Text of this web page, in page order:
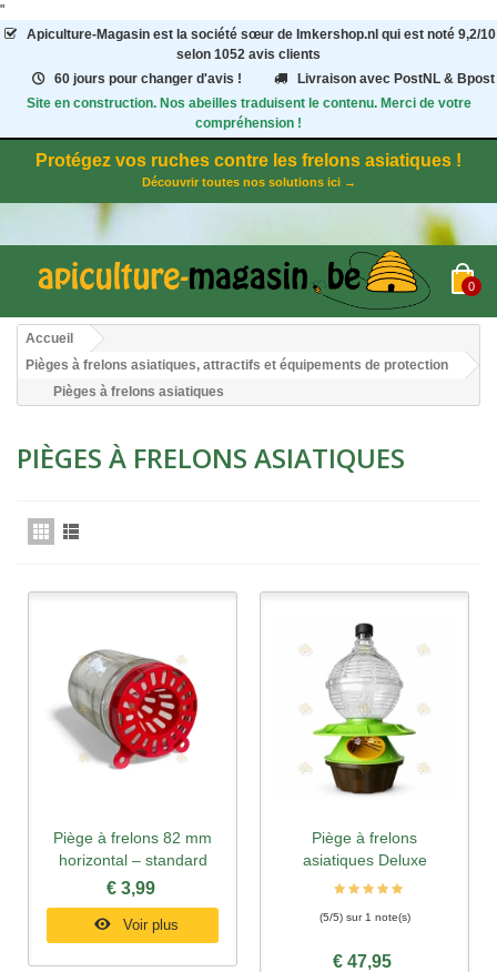
"
Apiculture-Magasinest la société sœur de Imkershop.nl qui est noté 9,2/10
selon 1052 avis clients
60 jours pour changer d'avis !
Livraison avec PostNL & Bpost
Site en construction. Nos abeilles traduisent le contenu. Merci de votre
compréhension !
Protégez vos ruches contre les frelons asiatiques !
Découvrir toutes nos solutions ici →
0
Accueil
Pièges à frelons asiatiques, attractifs et équipements de protection
Pièges à frelons asiatiques
PIÈGES À FRELONS ASIATIQUES
Piège à frelons 82 mm
horizontal – standard
€ 3,99
Voir plus
Piège à frelons
asiatiques Deluxe
(5/5) sur 1 note(s)
€ 47,95